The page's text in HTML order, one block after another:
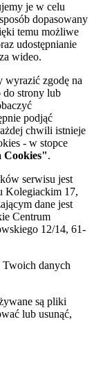
je w celu
dopasowany
temu możliwe
udostępnianie
wideo.
wyrazić zgodę na
do strony lub
podjąć
chwili istnieje
- w stopce
Cookies".
serwisu jest
Kolegiackim 17,
dane jest
Centrum
12/14, 61-
Twoich danych
są pliki
lub usunąć,